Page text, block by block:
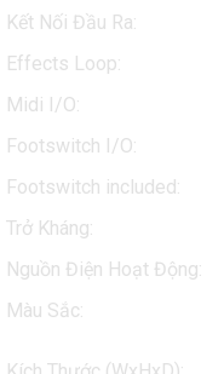
Kết Nối Đầu Ra:
Effects Loop:
Midi I/O:
Footswitch I/O:
Footswitch included:
Trở Kháng:
Nguồn Điện Hoạt Động:
Màu Sắc: